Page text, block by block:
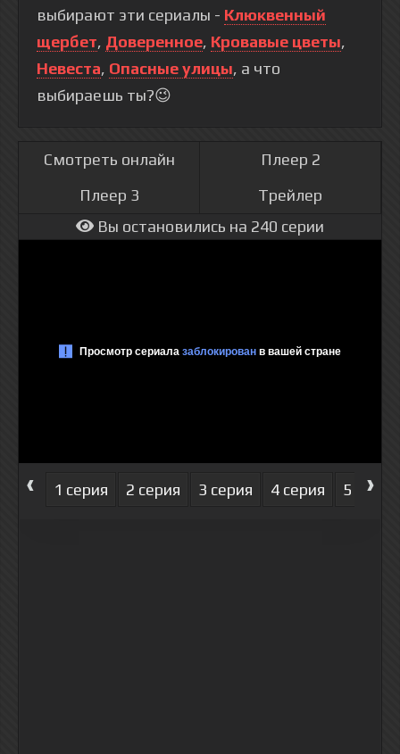
выбирают эти сериалы - Клюквенный
щербет, Доверенное, Кровавые цветы,
Невеста, Опасные улицы, а что
выбираешь ты?😉
Смотреть онлайн
Плеер 2
Плеер 3
Трейлер
Вы остановились на 240 серии
‹ 1 серия 2 серия 3 серия 4 серия 5 серия
›